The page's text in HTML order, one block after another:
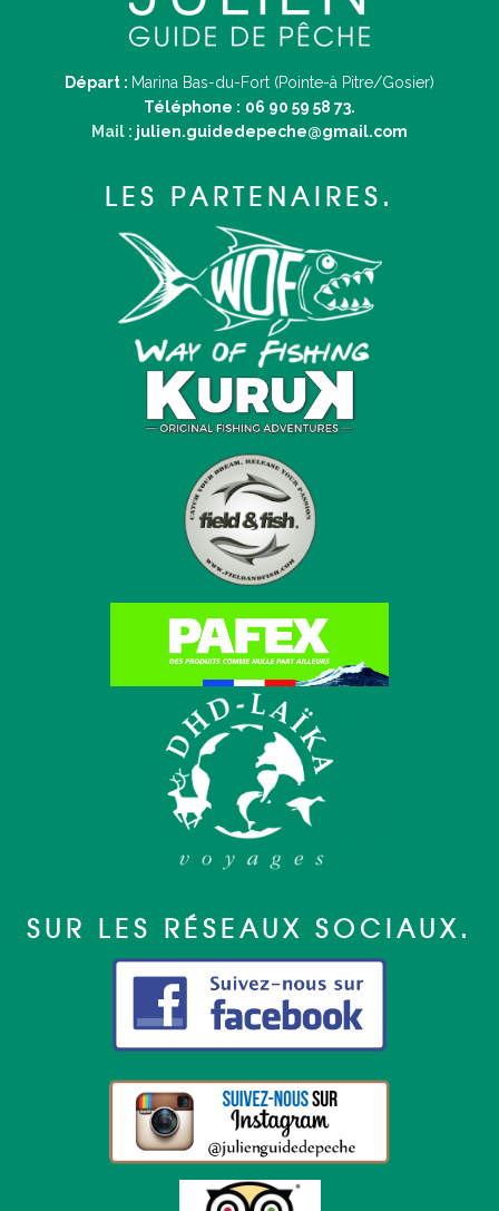
Départ : Marina Bas-du-Fort (Pointe-à Pitre/Gosier)
Téléphone : 06 90 59 58 73.
Mail : julien.guidedepeche@gmail.com
LES PARTENAIRES.
SUR LES RÉSEAUX SOCIAUX.